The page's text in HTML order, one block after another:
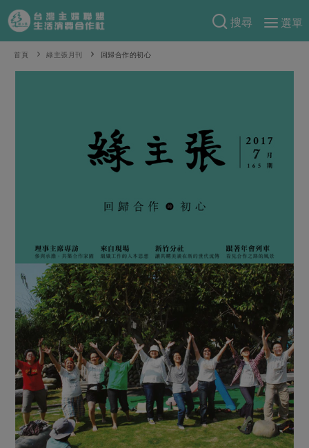
搜尋
選單
產品分類
豆製品 米麵雜糧
肉品・水產
畜產肉類 水產
水畜加工品
調理食材・點心
調味醬料/南北貨 烘焙
休閒零嘴 沖泡飲品
蔬食
蛋料理
料理方式
烘焙．點心
醬料
湯品．鍋物
漬物
防災用品預購圓滿結束
更多預購活動
當季產品
傳到心坎裡，誠心又澎派
合作25-經典快閃最後一週
合作25-精選產品第四彈
更多當季產品
一籃菜真心話
產品故事 生活提案
樂齡生活 親子食育
廚房瑜伽
關注議題
減硝酸鹽 惜食
非基改運動 支持本土農糧
廢核運動 能源議題
關於我們
合作社組織
員工與求才
產品檢驗
自主把關
檢驗報告
硝酸鹽檢驗
首頁 綠主張月刊 回歸合作的初心